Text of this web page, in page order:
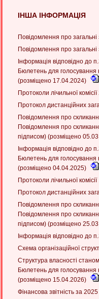
ІНША ІНФОРМАЦІЯ
Повідомлення про
Повідомлення про
Інформація відповідно
Бюлетень для голосування
(розміщено 17.04.2024)
Протоколи лічильної
Протокол дистанційних
Повідомлення про
Повідомлення про
підписом) (розміщено
Інформація відповідно
Бюлетень для голосування
(розміщено 04.04.2025)
Протоколи лічильної
Протокол дистанційних
Повідомлення про
Повідомлення про
підписом) (розміщено
Інформація відповідно
Схема організаційної
Структура власності
Бюлетень для голосування
(розміщено 15.04.2026)
Фінансова звітність за